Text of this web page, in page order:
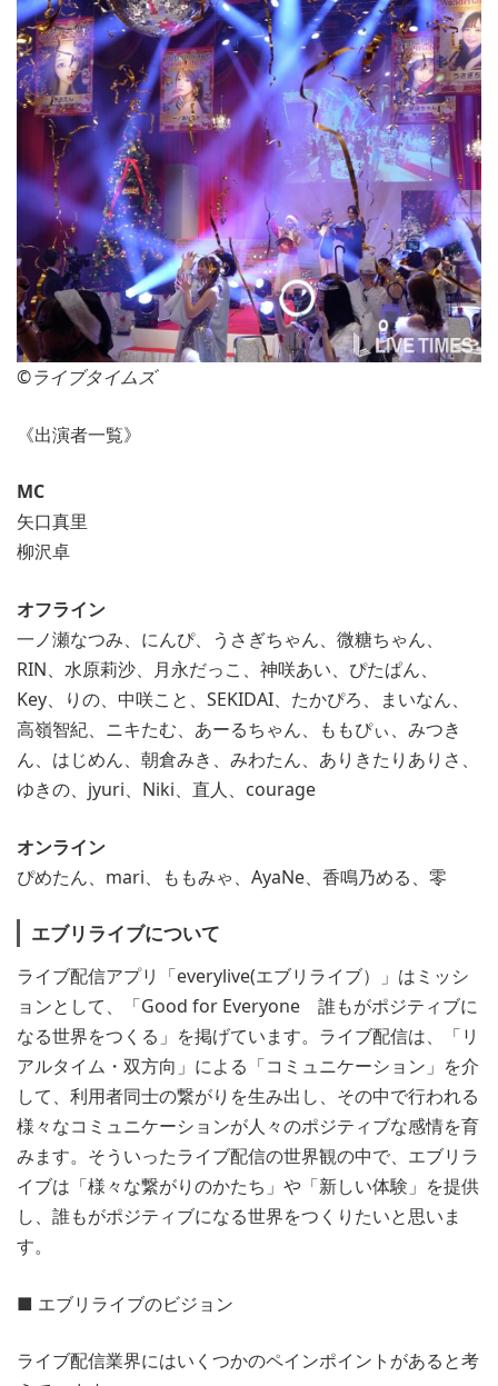
©︎ライブタイムズ
《出演者一覧》
MC
矢口真里
柳沢卓
オフライン
一ノ瀬なつみ、にんぴ、うさぎちゃん、微糖ちゃん、
RIN、水原莉沙、月永だっこ、神咲あい、ぴたぱん、
Key、りの、中咲こと、SEKIDAI、たかぴろ、まいなん、
高嶺智紀、ニキたむ、あーるちゃん、ももぴぃ、みつき
ん、はじめん、朝倉みき、みわたん、ありきたりありさ、
ゆきの、jyuri、Niki、直人、courage
オンライン
ぴめたん、mari、ももみゃ、AyaNe、香鳴乃める、零
エブリライブについて
ライブ配信アプリ「everylive(エブリライブ）」はミッシ
ョンとして、「Good for Everyone 誰もがポジティブに
なる世界をつくる」を掲げています。ライブ配信は、「リ
アルタイム・双方向」による「コミュニケーション」を介
して、利用者同士の繋がりを生み出し、その中で行われる
様々なコミュニケーションが人々のポジティブな感情を育
みます。そういったライブ配信の世界観の中で、エブリラ
イブは「様々な繋がりのかたち」や「新しい体験」を提供
し、誰もがポジティブになる世界をつくりたいと思いま
す。
■ エブリライブのビジョン
ライブ配信業界にはいくつかのペインポイントがあると考